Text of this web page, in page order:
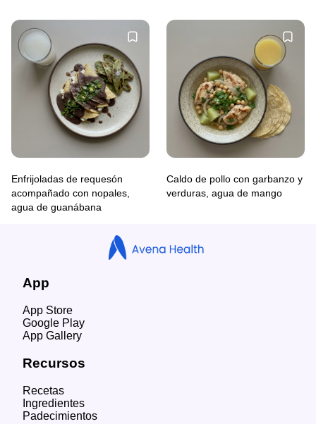
Enfrijoladas de requesón
acompañado con nopales,
agua de guanábana
Caldo de pollo con garbanzo y
verduras, agua de mango
App
App Store
Google Play
App Gallery
Recursos
Recetas
Ingredientes
Padecimientos